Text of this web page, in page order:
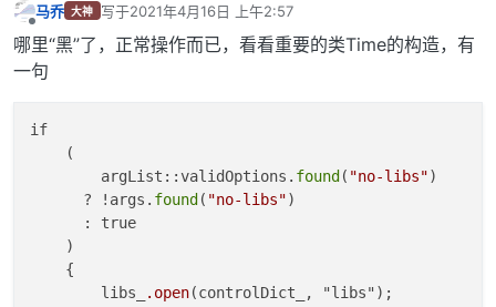
马乔 大神 写于2021年4月16日 上午2:57
最后由 编辑
哪里“黑”了，正常操作而已，看看重要的类Time的构造，有
一句
if
    (
        argList::validOptions.
found ( "no-libs")
      ? !args.
found ( "no-libs")
      : true
    )
    {
        libs_
.open(controlDict_, "libs");